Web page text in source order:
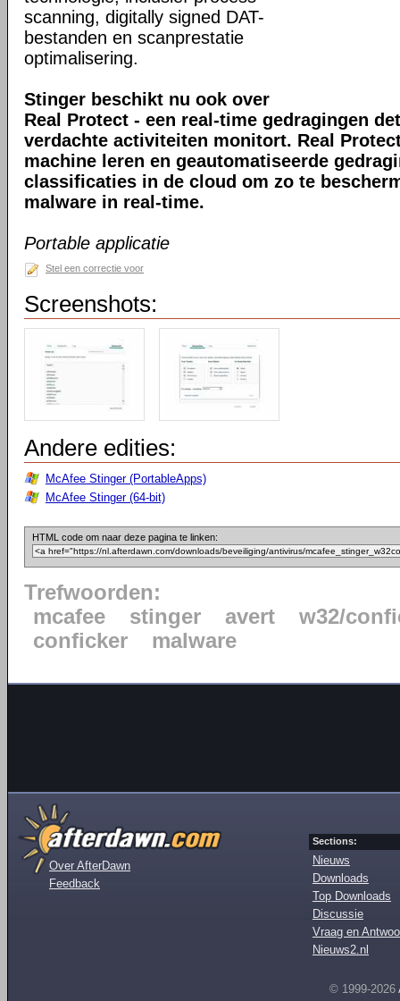
scanning, digitally signed DAT-
bestanden en scanprestatie
optimalisering.
Stinger beschikt nu ook over
Real Protect - een real-time gedragingen
verdachte activiteiten monitort. Real
machine leren en geautomatiseerde
classificaties in de cloud om zo te
malware in real-time.
Portable applicatie
Stel een correctie voor
Screenshots:
Andere edities:
McAfee Stinger (PortableApps)
McAfee Stinger (64-bit)
HTML code om naar deze pagina te linken:
Trefwoorden:
mcafee
stinger avert
w32/
conficker
malware
Over AfterDawn
Feedback
Sections:
Nieuws
Downloads
Top Downloads
Discussie
Vraag en
Nieuws2.nl
© 1999-2026